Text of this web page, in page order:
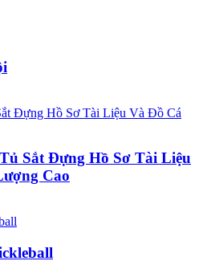
Sắt Đựng Hồ Sơ Tài Liệu
Cao